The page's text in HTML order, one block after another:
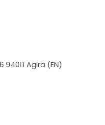
94011 Agira (EN)